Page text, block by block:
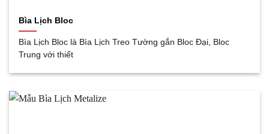
Bìa Lịch Bloc
Bìa Lịch Bloc là Bìa Lịch Treo Tường gắn Bloc Đại, Bloc
Trung với thiết